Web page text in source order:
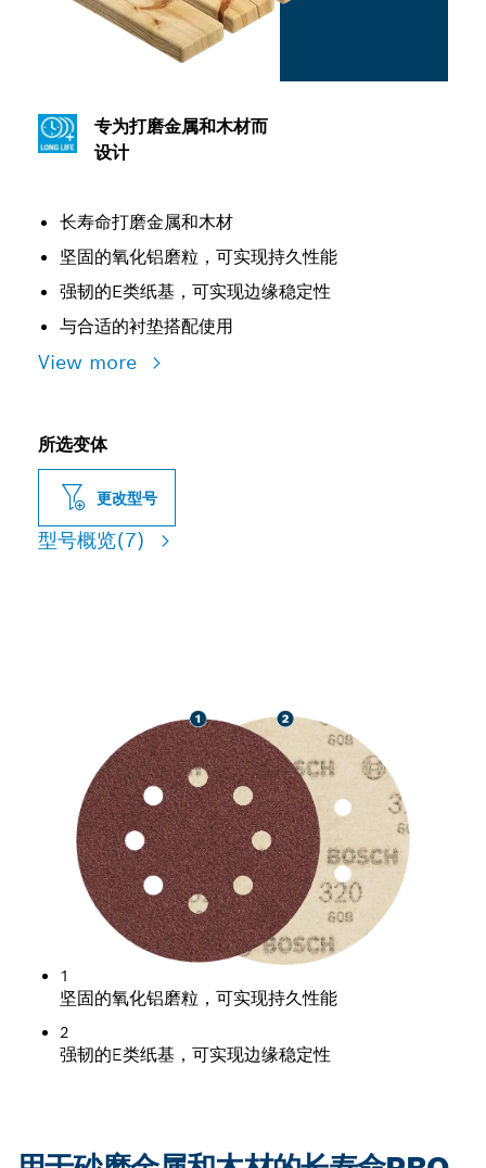
专为打磨金属和木材而
设计
长寿命打磨金属和木材
坚固的氧化铝磨粒，可实现持久性能
强韧的E类纸基，可实现边缘稳定性
与合适的衬垫搭配使用
View more
所选变体
更改型号
型号概览(7)
1
坚固的氧化铝磨粒，可实现持久性能
2
强韧的E类纸基，可实现边缘稳定性